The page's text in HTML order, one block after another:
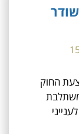
החוק
משתלבת